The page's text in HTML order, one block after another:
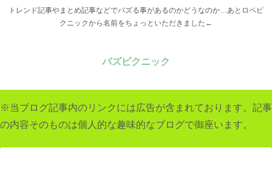
トレンド記事やまとめ記事などでバズる事があるのかどうなのか…あとロペピ
クニックから名前をちょっといただきました←
バズピクニック
※当ブログ記事内のリンクには広告が含まれております。記事
の内容そのものは個人的な趣味的なブログで御座います。